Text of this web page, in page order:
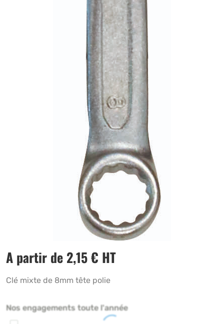
A partir de 2,15€ HT
Clé mixte de 8mm tête polie
Nos engagements toute l'année